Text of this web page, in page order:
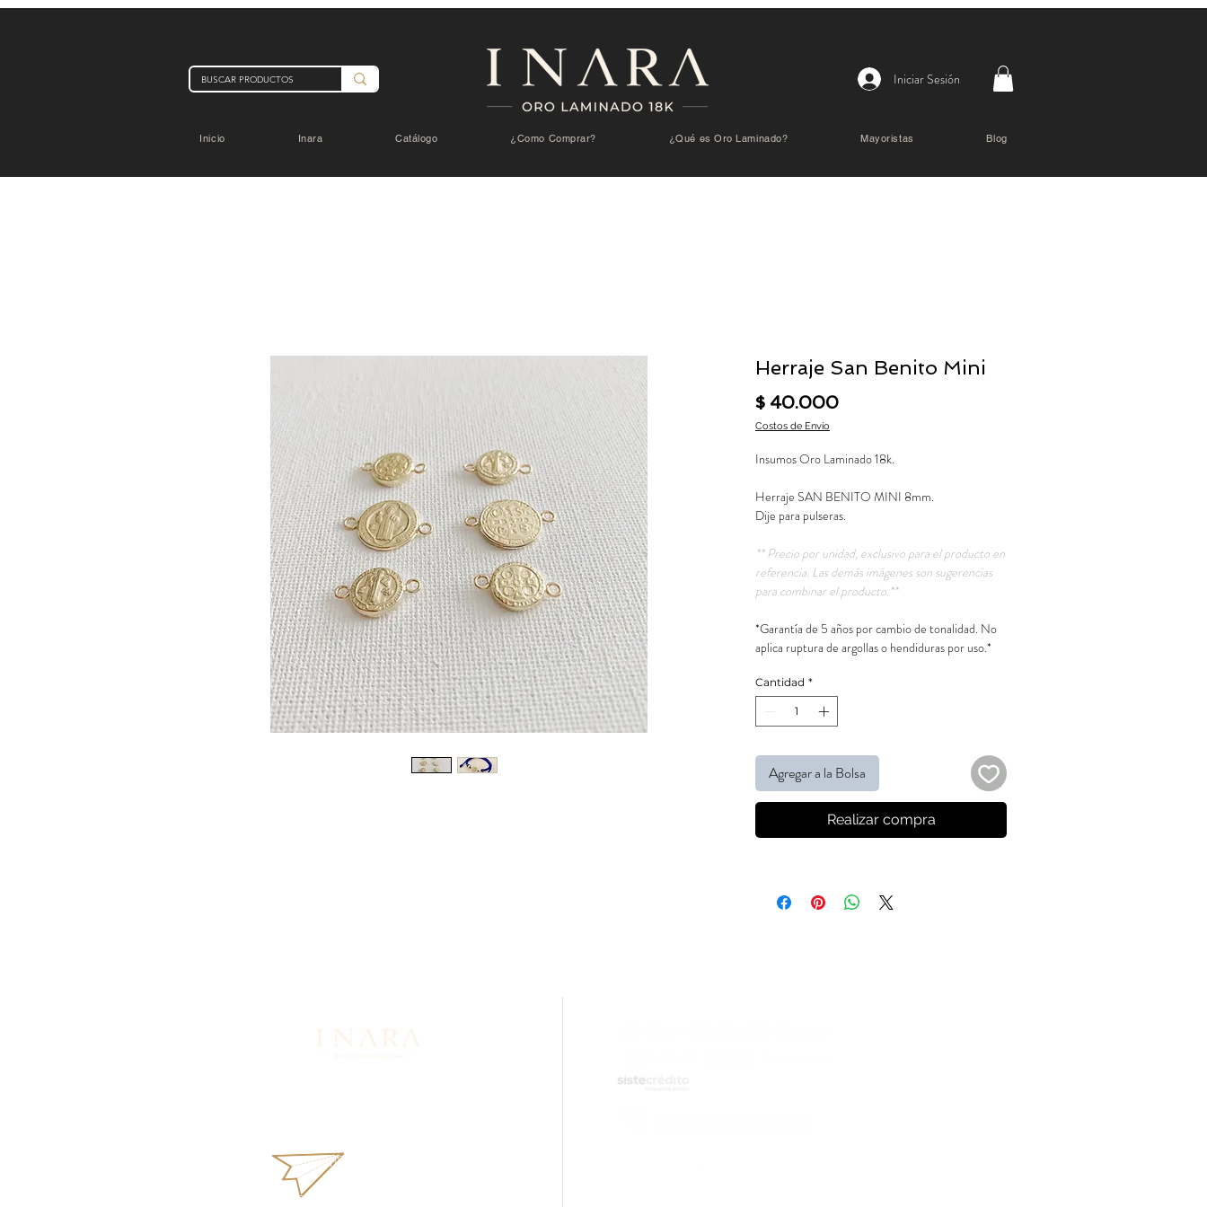
Iniciar Sesión
Inicio Inara Catálogo ¿Como Comprar? ¿Qué es Oro Laminado? Mayoristas Blog
Herraje San Benito Mini
$ 40.000Precio
Costos de Envío
Insumos Oro Laminado 18k.
Herraje SAN BENITO MINI 8mm.
Dije para pulseras.
** Precio por unidad, exclusivo para el producto en
referencia. Las demás imágenes son sugerencias
para combinar el producto.**
*Garantía de 5 años por cambio de tonalidad. No
aplica ruptura de argollas o hendiduras por uso.*
Cantidad *
Agregar a la Bolsa
Realizar compra
inara18k@gmail.com
Términos y Condiciones.